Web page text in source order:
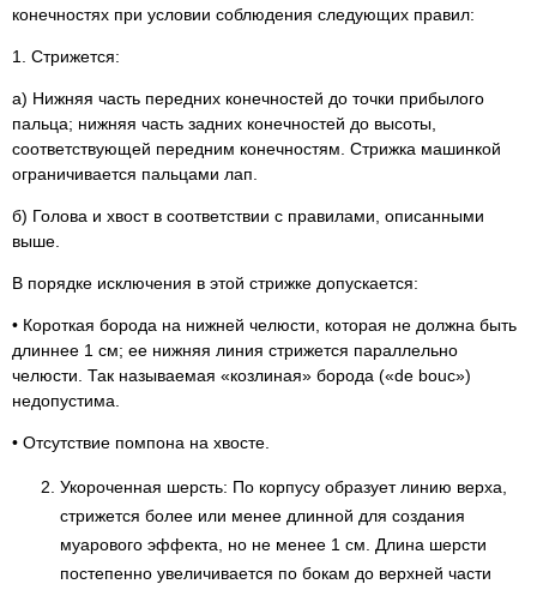
конечностях при условии соблюдения следующих правил:
1. Стрижется:
а) Нижняя часть передних конечностей до точки прибылого
пальца; нижняя часть задних конечностей до высоты,
соответствующей передним конечностям. Стрижка машинкой
ограничивается пальцами лап.
б) Голова и хвост в соответствии с правилами, описанными
выше.
В порядке исключения в этой стрижке допускается:
• Короткая борода на нижней челюсти, которая не должна быть
длиннее 1 см; ее нижняя линия стрижется параллельно
челюсти. Так называемая «козлиная» борода («de bouc»)
недопустима.
• Отсутствие помпона на хвосте.
Укороченная шерсть: По корпусу образует линию верха,
стрижется более или менее длинной для создания
муарового эффекта, но не менее 1 см. Длина шерсти
постепенно увеличивается по бокам до верхней части